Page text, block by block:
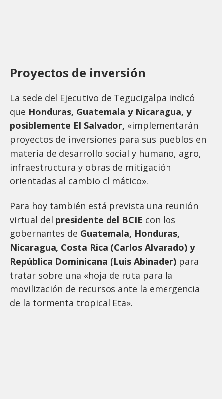
Proyectos de inversión
La sede del Ejecutivo de Tegucigalpa indicó
que Honduras, Guatemala y Nicaragua, y
posiblemente El Salvador, «implementarán
proyectos de inversiones para sus pueblos en
materia de desarrollo social y humano, agro,
infraestructura y obras de mitigación
orientadas al cambio climático».
Para hoy también está prevista una reunión
virtual del presidente del BCIE con los
gobernantes de Guatemala, Honduras,
Nicaragua, Costa Rica (Carlos Alvarado) y
República Dominicana (Luis Abinader) para
tratar sobre una «hoja de ruta para la
movilización de recursos ante la emergencia
de la tormenta tropical Eta».